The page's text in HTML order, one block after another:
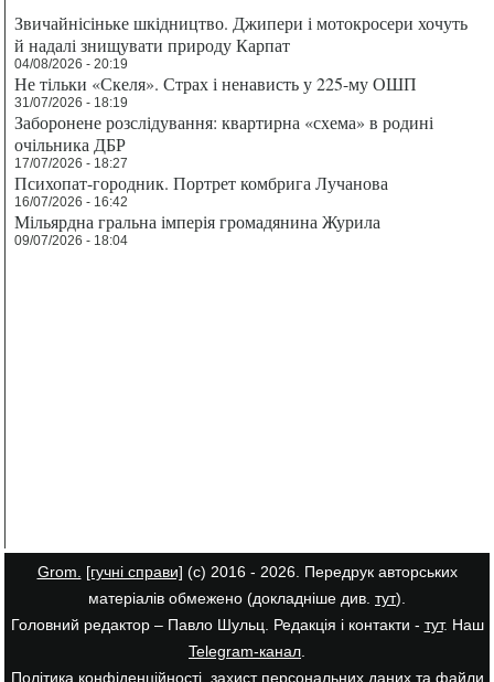
Звичайнісіньке шкідництво. Джипери і мотокросери хочуть
й надалі знищувати природу Карпат
04/08/2026 - 20:19
Не тільки «Скеля». Страх і ненависть у 225-му ОШП
31/07/2026 - 18:19
Заборонене розслідування: квартирна «схема» в родині
очільника ДБР
17/07/2026 - 18:27
Психопат-городник. Портрет комбрига Лучанова
16/07/2026 - 16:42
Мільярдна гральна імперія громадянина Журила
09/07/2026 - 18:04
Grom. [гучні справи] (с) 2016 - 2026. Передрук авторських
матеріалів обмежено (докладніше див. тут).
Головний редактор – Павло Шульц. Редакція і контакти - тут. Наш
Telegram-канал.
Політика конфіденційності, захист персональних даних та файли